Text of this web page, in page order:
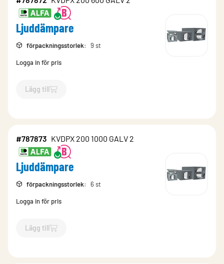
Ljuddämpare
förpackningsstorlek: 9 st
Logga in för pris
Lägg till
`$Lägg till
#787873 KVDPX 200 1000 GALV 2
Ljuddämpare
förpackningsstorlek: 6 st
Logga in för pris
Lägg till
`$Lägg till